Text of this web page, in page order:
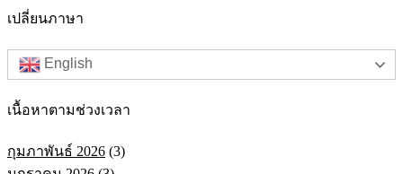
เปลี่ยนภาษา
English
เนื้อหาตามช่วงเวลา
กุมภาพันธ์ 2026 (3)